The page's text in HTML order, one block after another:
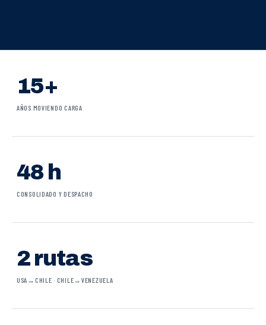
15+
AÑOS MOVIENDO CARGA
48 h
CONSOLIDADO Y DESPACHO
2 rutas
USA→CHILE · CHILE→VENEZUELA